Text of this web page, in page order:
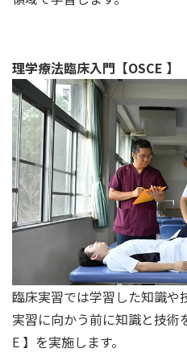
理学療法臨床入門【OSCE 】
臨床実習では学習した知識や
実習に向かう前に知識と技術
E 】を実施します。